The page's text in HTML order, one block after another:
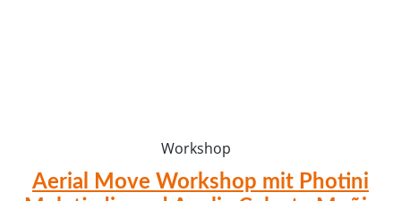
Workshop
Aerial Move Workshop mit Photini